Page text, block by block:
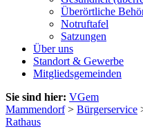
Überörtliche
Notruftafel
Satzungen
Über uns
Standort & Gewerbe
Mitgliedsgemeinden
Sie sind hier: VGem
Mammendorf> Bürgerservice
Rathaus